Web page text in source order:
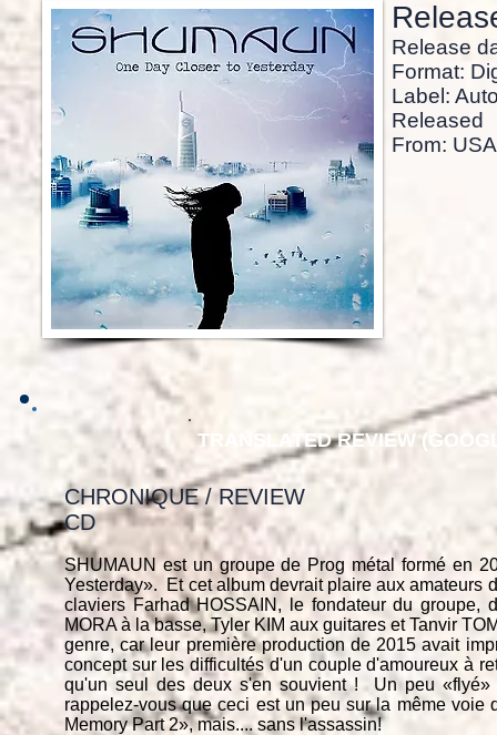
Release
Format:
Label:
Released
From: USA
TRANSLATED REVIEW
CHRONIQUE / REVIEW
CD
SHUMAUN est un groupe de Prog métal formé en
Yesterday». Et cet album devrait plaire aux amateurs
claviers Farhad HOSSAIN, le fondateur du
MORA à la basse, Tyler KIM aux guitares et Tanvir
genre, car leur première production de 2015 avait
concept sur les difficultés d'un couple d'amoureux à
qu'un seul des deux s'en souvient ! Un peu «flyé»
rappelez-vous que ceci est un peu sur la même
Memory Part 2», mais.... sans l'assassin!